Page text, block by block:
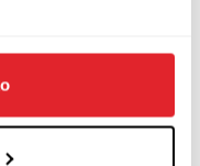
o všechno výše
je Murakami
fascinující. A
k